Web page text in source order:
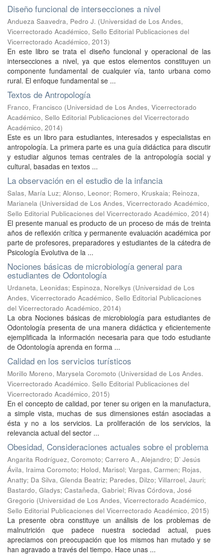
Diseño funcional de intersecciones a nivel
Andueza Saavedra, Pedro J. (Universidad de Los Andes,
Vicerrectorado Académico, Sello Editorial Publicaciones del
Vicerrectorado Académico, 2013)
En este libro se trata el diseño funcional y operacional de las
intersecciones a nivel, ya que estos elementos constituyen un
componente fundamental de cualquier vía, tanto urbana como
rural. El enfoque fundamental se ...
Textos de Antropología
Franco, Francisco (Universidad de Los Andes, Vicerrectorado
Académico, Sello Editorial Publicaciones del Vicerrectorado
Académico, 2014)
Este es un libro para estudiantes, interesados y especialistas en
antropología. La primera parte es una guía didáctica para discutir
y estudiar algunos temas centrales de la antropología social y
cultural, basadas en textos ...
La observación en el estudio de la infancia
Salas, María Luz; Alonso, Leonor; Romero, Kruskaia; Reinoza,
Marianela (Universidad de Los Andes, Vicerrectorado Académico,
Sello Editorial Publicaciones del Vicerrectorado Académico, 2014)
El presente manual es producto de un proceso de más de treinta
años de reflexión crítica y permanente evaluación académica por
parte de profesores, preparadores y estudiantes de la cátedra de
Psicología Evolutiva de la ...
Nociones básicas de microbiología general para
estudiantes de Odontología
Urdaneta, Leonidas; Espinoza, Norelkys (Universidad de Los
Andes, Vicerrectorado Académico, Sello Editorial Publicaciones
del Vicerrectorado Académico, 2014)
La obra Nociones básicas de microbiología para estudiantes de
Odontología presenta de una manera didáctica y eficientemente
ejemplificada la información necesaria para que todo estudiante
de Odontología aprenda en forma ...
Calidad en los servicios turísticos
Morillo Moreno, Marysela Coromoto (Universidad de Los Andes.
Vicerrectorado Académico. Sello Editorial Publicaciones del
Vicerrectorado Académico, 2015)
En el concepto de calidad, por tener su origen en la manufactura,
a simple vista, muchas de sus dimensiones están asociadas a
ésta y no a los servicios. La proliferación de los servicios, la
relevancia actual del sector ...
Obesidad, Consideraciones actuales sobre el problema
Angarita Rodríguez, Coromoto; Carrero A., Alejandro; D’ Jesús
Ávila, Iraima Coromoto; Holod, Marisol; Vargas, Carmen; Rojas,
Anatty; Da Silva, Glenda Beatriz; Paredes, Dilzo; Villarroel, Jauri;
Bastardo, Gladys; Castañeda, Gabriel; Rivas Córdova, José
Gregorio (Universidad de Los Andes, Vicerrectorado Académico,
Sello Editorial Publicaciones del Vicerrectorado Académico, 2015)
La presente obra constituye un análisis de los problemas de
malnutrición que padece nuestra sociedad actual, pues
apreciamos con preocupación que los mismos han mutado y se
han agravado a través del tiempo. Hace unas ...